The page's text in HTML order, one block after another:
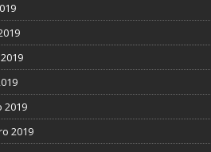
2019
2019